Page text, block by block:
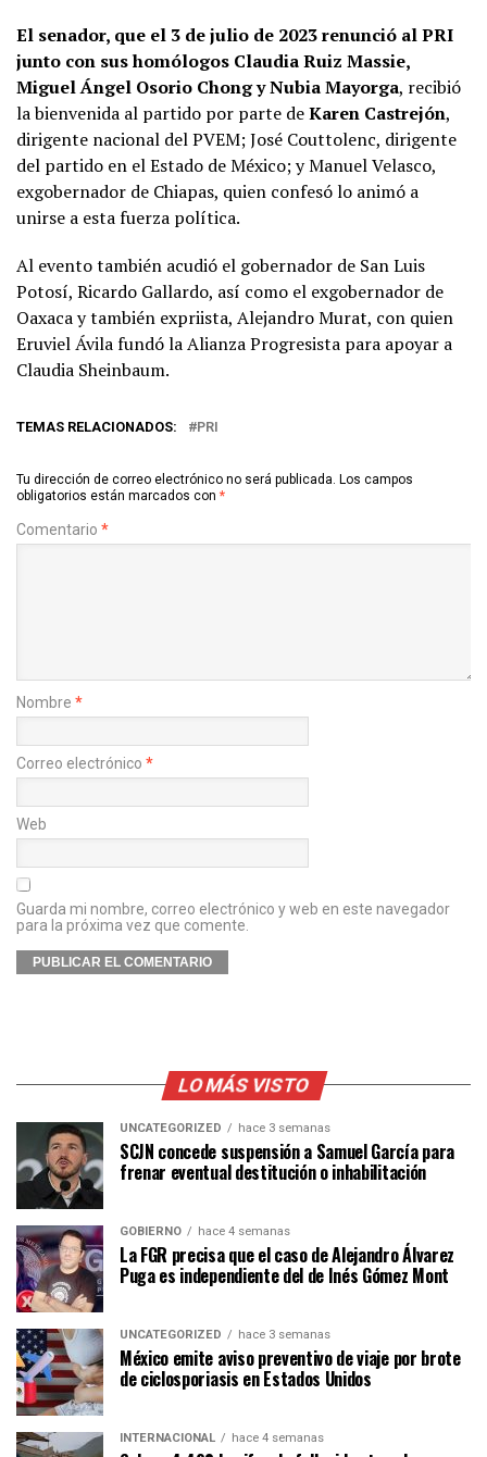
El senador, que el 3 de julio de 2023 renunció al PRI
junto con sus homólogos Claudia Ruiz Massie,
Miguel Ángel Osorio Chong y Nubia Mayorga, recibió
la bienvenida al partido por parte deKaren Castrejón,
dirigente nacional del PVEM; José Couttolenc, dirigente
del partido en el Estado de México; y Manuel Velasco,
exgobernador de Chiapas, quien confesó lo animó a
unirse a esta fuerza política.
Al evento también acudió el gobernador de San Luis
Potosí, Ricardo Gallardo, así como el exgobernador de
Oaxaca y también expriista, Alejandro Murat, con quien
Eruviel Ávila fundó la Alianza Progresista para apoyar a
Claudia Sheinbaum.
TEMAS RELACIONADOS: PRI
Tu dirección de correo electrónico no será publicada. Los campos
obligatorios están marcados con *
Comentario *
Nombre *
Correo electrónico *
Web
Guarda mi nombre, correo electrónico y web en este navegador
para la próxima vez que comente.
LO MÁS VISTO
UNCATEGORIZED hace 3 semanas
SCJN concede suspensión a Samuel García para
frenar eventual destitución o inhabilitación
GOBIERNO hace 4 semanas
La FGR precisa que el caso de Alejandro Álvarez
Puga es independiente del de Inés Gómez Mont
UNCATEGORIZED hace 3 semanas
México emite aviso preventivo de viaje por brote
de ciclosporiasis en Estados Unidos
INTERNACIONAL hace 4 semanas